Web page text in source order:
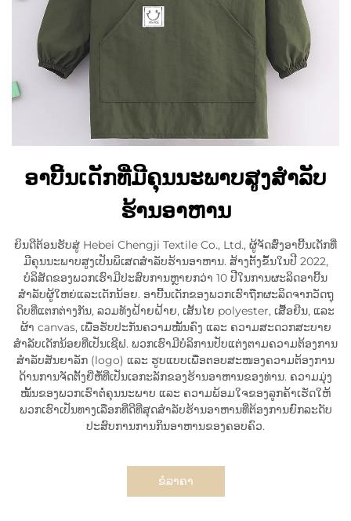
ອາບີ້ນເດັກທີ່ມີຄຸນນະພາບສູງສຳລັບ
ຮ້ານອາຫານ
ຍິນດີຕ້ອນຮັບສູ່ Hebei Chengji Textile Co., Ltd., ຜູ້ຈັດສົ່ງອາບີ້ນເດັກທີ່
ມີຄຸນນະພາບສູງເປັນພິເສດສຳລັບຮ້ານອາຫານ. ສ້າງຕັ້ງຂຶ້ນໃນປີ 2022,
ບໍລິສັດຂອງພວກເຮົາມີປະສົບການຫຼາຍກວ່າ 10 ປີໃນການຜະລິດອາບີ້ນ
ສຳລັບຜູ້ໃຫຍ່ແລະເດັກນ້ອຍ. ອາບີ້ນເດັກຂອງພວກເຮົາຖືກຜະລິດຈາກວັດຖຸ
ດິບທີ່ແຕກຕ່າງກັນ, ລວມທັງຝ້າຍຝ້າຍ, ເສັ້ນໄຍ polyester, ເສື້ອຍີນ, ແລະ
ຜ້າ canvas, ເພື່ອຮັບປະກັນຄວາມໝັ້ນຄົງ ແລະ ຄວາມສະດວກສະບາຍ
ສຳລັບເດັກນ້ອຍທີ່ເປັນເຊີຟ. ພວກເຮົາມີບໍລິການປັບແຕ່ງຕາມຄວາມຕ້ອງການ
ສຳລັບສັນຍາລັກ (logo) ແລະ ຮູບແບບເພື່ອຕອບສະໜອງຄວາມຕ້ອງການ
ດ້ານການຈັດຕັ້ງຍີ່ຫໍ້ທີ່ເປັນເອກະລັກຂອງຮ້ານອາຫານຂອງທ່ານ. ຄວາມມຸ່ງ
ໝັ້ນຂອງພວກເຮົາຕໍ່ຄຸນນະພາບ ແລະ ຄວາມພ້ອມໃຈຂອງລູກຄ້າເຮັດໃຫ້
ພວກເຮົາເປັນທາງເລືອກທີ່ດີທີ່ສຸດສຳລັບຮ້ານອາຫານທີ່ຕ້ອງການຍົກລະດັບ
ປະສົບການການກິນອາຫານຂອງຄອບຄົວ.
ຂໍລາຄາ